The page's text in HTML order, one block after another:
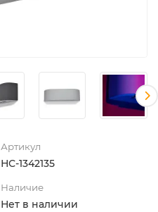
Артикул
НС-1342135
Наличие
Нет в наличии